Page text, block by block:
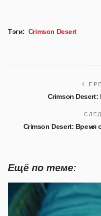
Тэги: Crimson Desert
Crimson
Crimson Desert: Время
Ещё по теме: